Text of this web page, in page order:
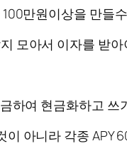
만원이상을 만들
모아서 이자를 받
하여 현금화하고 쓰
아니라 각종 APY